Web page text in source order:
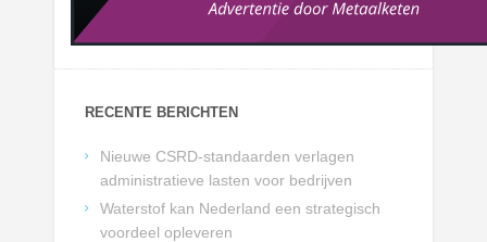
RECENTE BERICHTEN
Nieuwe CSRD-standaarden verlagen
administratieve lasten voor bedrijven
Waterstof kan Nederland een strategisch
voordeel opleveren